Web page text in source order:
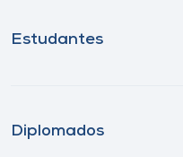
Estudantes
Diplomados